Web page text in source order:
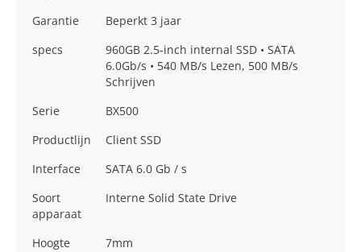
Garantie
Beperkt 3 jaar
specs
960GB 2.5-inch internal SSD • SATA
6.0Gb/s • 540 MB/s Lezen, 500 MB/s
Schrijven
Serie
BX500
Productlijn
Client SSD
Interface
SATA 6.0 Gb / s
Soort
apparaat
Interne Solid State Drive
Hoogte
7mm